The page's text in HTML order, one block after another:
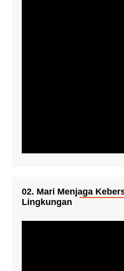
02. Mari Menjaga
Lingkungan